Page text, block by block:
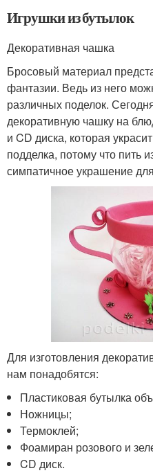
Игрушки из бутылок
Декоративная чашка
Бросовый материал
фантазии. Ведь из него
различных поделок.
декоративную чашку на
и CD диска, которая
подделка, потому что пить
симпатичное украшение
Для изготовления
нам понадобятся:
Пластиковая бутылка
Ножницы;
Термоклей;
Фоамиран розового и
CD диск.